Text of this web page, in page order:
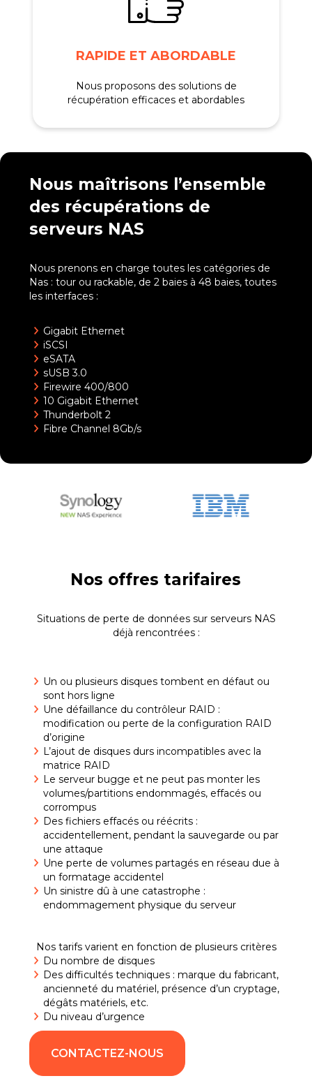
RAPIDE ET ABORDABLE
Nous proposons des solutions de
récupération efficaces et abordables
Nous maîtrisons l’ensemble
des récupérations de
serveurs NAS
Nous prenons en charge toutes les catégories de
Nas : tour ou rackable, de 2 baies à 48 baies, toutes
les interfaces :
Gigabit Ethernet
iSCSI
eSATA
sUSB 3.0
Firewire 400/800
10 Gigabit Ethernet
Thunderbolt 2
Fibre Channel 8Gb/s
Nos offres tarifaires
Situations de perte de données sur serveurs NAS
déjà rencontrées :
Un ou plusieurs disques tombent en défaut ou
sont hors ligne
Une défaillance du contrôleur RAID :
modification ou perte de la configuration RAID
d’origine
L’ajout de disques durs incompatibles avec la
matrice RAID
Le serveur bugge et ne peut pas monter les
volumes/partitions endommagés, effacés ou
corrompus
Des fichiers effacés ou réécrits :
accidentellement, pendant la sauvegarde ou par
une attaque
Une perte de volumes partagés en réseau due à
un formatage accidentel
Un sinistre dû à une catastrophe :
endommagement physique du serveur
Nos tarifs varient en fonction de plusieurs critères
Du nombre de disques
Des difficultés techniques : marque du fabricant,
ancienneté du matériel, présence d’un cryptage,
dégâts matériels, etc.
Du niveau d’urgence
CONTACTEZ-NOUS